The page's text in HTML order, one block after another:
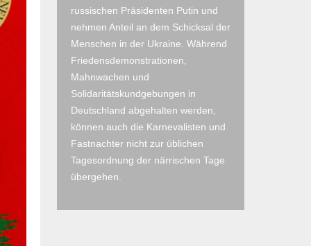
russischen Präsidenten Putin und
nehmen Anteil an dem Schicksal der
Menschen in der Ukraine. Während
Friedensdemonstrationen,
Mahnwachen und
Solidaritätskundgebungen in
Deutschland abgehalten werden,
können auch die Karnevalisten und
Fastnachter nicht zur üblichen
Tagesordnung der närrischen Tage
übergehen.